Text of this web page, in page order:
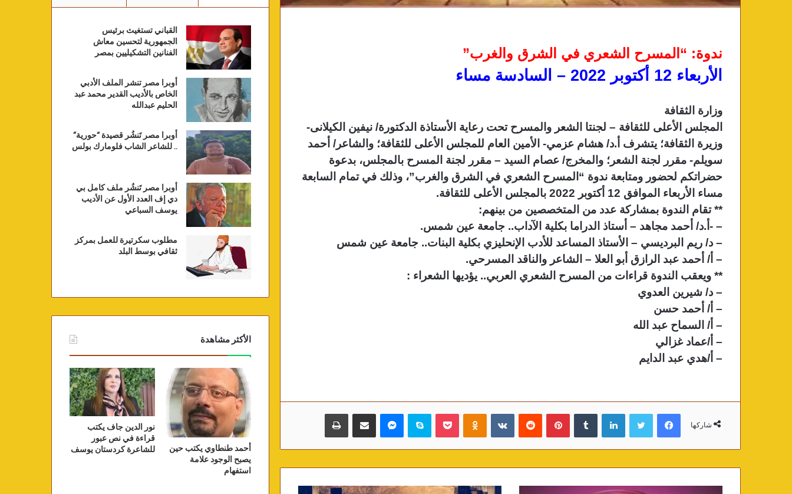
ندوة: “المسرح الشعري في الشرق والغرب”
الأربعاء 12 أكتوبر 2022 – السادسة مساء
وزارة الثقافة
المجلس الأعلى للثقافة – لجنتا الشعر والمسرحتحت رعاية الأستاذة الدكتورة/ نيفين الكيلانى-
وزيرة الثقافة؛ يتشرف أ.د/ هشام عزمي- الأمين العام للمجلس الأعلى للثقافة؛ والشاعر/ أحمد
سويلم- مقرر لجنة الشعر؛ والمخرج/ عصام السيد – مقرر لجنة المسرح بالمجلس، بدعوة
حضراتكم لحضور ومتابعة ندوة “المسرح الشعري في الشرق والغرب”، وذلك في تمام السابعة
مساء الأربعاء الموافق 12 أكتوبر 2022 بالمجلس الأعلى للثقافة.
** تقام الندوة بمشاركة عدد من المتخصصين من بينهم:
– -أ.د/ أحمد مجاهد – أستاذ الدراما بكلية الآداب.. جامعة عين شمس.
– د/ ريم البرديسي – الأستاذ المساعد للأدب الإنحليزي بكلية البنات.. جامعة عين شمس
– أ/ أحمد عبد الرازق أبو العلا – الشاعر والناقد المسرحي.
** ويعقب الندوة قراءات من المسرح الشعري العربي.. يؤديها الشعراء :
– د/ شيرين العدوي
– أ/ أحمد حسن
– أ/ السماح عبد الله
– أ/عماد غزالي
– أ/هدي عبد الدايم
شاركها
فيسبوك لينكدإن بينتيريست بوكيت سكايب
القباني تستغيث برئيس
الجمهورية لتحسين معاش
الفنانين التشكيليين بمصر
أوبرا مصر تنشر الملف الأدبي
الخاص بالأديب القدير محمد عبد
الحليم عبدالله
أوبرا مصر تَنشُر قصيدة “حورية”
.. للشاعر الشاب فلومارك بولس
أوبرا مصر تَنشُر ملف كامل بي
دي إف العدد الأول عن الأديب
يوسف السباعي
مطلوب سكرتيرة للعمل بمركز
ثقافي بوسط البلد
الأكثر مشاهدة
أحمد طنطاوي يكتب حين
يصبح الوجود علامة
استفهام
نور الدين جاف يكتب
قراءة في نص عبور
للشاعرة كردستان يوسف